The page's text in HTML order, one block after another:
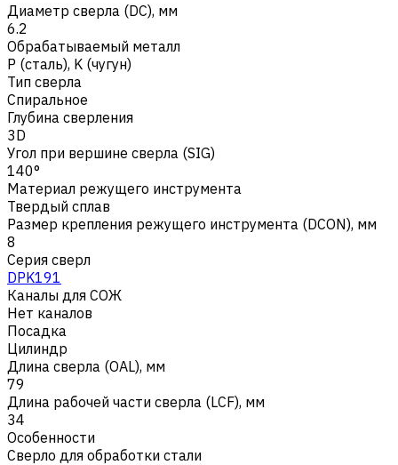
Диаметр сверла (DC), мм
6.2
Обрабатываемый металл
Р (сталь), K (чугун)
Тип сверла
Спиральное
Глубина сверления
3D
Угол при вершине сверла (SIG)
140°
Материал режущего инструмента
Твердый сплав
Размер крепления режущего инструмента (DCON), мм
8
Серия сверл
DPK191
Каналы для СОЖ
Нет каналов
Посадка
Цилиндр
Длина сверла (OAL), мм
79
Длина рабочей части сверла (LCF), мм
34
Особенности
Сверло для обработки стали